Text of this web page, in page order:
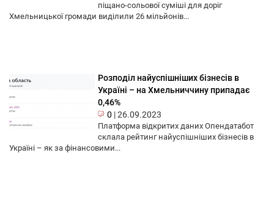
піщано-сольової суміші для доріг
Хмельницької громади виділили 26 мільйонів...
Розподіл найуспішніших бізнесів в
Україні – на Хмельниччину припадає
0,46%
0 |26.09.2023
Платформа відкритих даних Опендатабот
склала рейтинг найуспішніших бізнесів в
Україні – як за фінансовими...